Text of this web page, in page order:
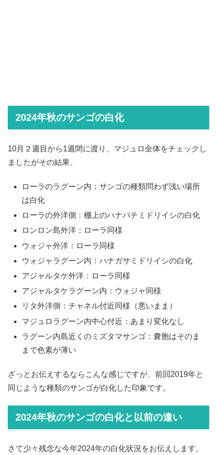
2024年秋のサンゴの白化
10月２週目から1週間に渡り、マジュロ全体をチェックし
ましたがその結果、
ローラのラグーン内：サンゴの種類問わず浅い場所
は白化
ローラの外洋側：棚上のハナバチミドリイシの白化
ロンロン島外洋：ローラ同様
ウォジャ外洋：ローラ同様
ウォジャラグーン内：ハナガサミドリイシの白化
アジャルタケ外洋：ローラ同様
アジャルタケラグーン内：ウォジャ同様
リタ外洋側：チャネル付近同様（悪いまま）
マジュロラグーン内中心付近：あまり変化なし
ラグーン内島近くのミズタマサンゴ：嚢胞はそのま
まで色素が薄い
ざっとお伝えするならこんな感じですが、前回2019年と
同じような種類のサンゴが白化した印象です。
2024年秋のサンゴの白化と以前の違い
さて少々残念な今年2024年の白化状況をお伝えします。